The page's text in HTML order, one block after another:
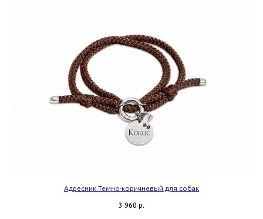
Адресник Темно-коричневый для собак
3 960 р.